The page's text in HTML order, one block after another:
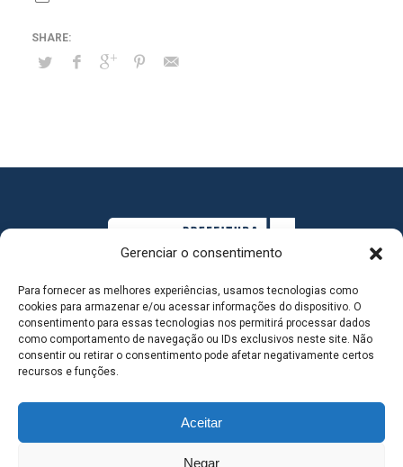
Gerenciar o consentimento
Para fornecer as melhores experiências, usamos tecnologias como
cookies para armazenar e/ou acessar informações do dispositivo. O
consentimento para essas tecnologias nos permitirá processar dados
como comportamento de navegação ou IDs exclusivos neste site. Não
consentir ou retirar o consentimento pode afetar negativamente certos
recursos e funções.
Aceitar
Negar
MAPA DO SITE